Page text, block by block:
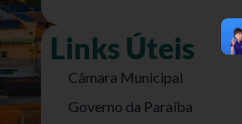
Links Úteis
Câmara Municipal
Governo da Paraíba